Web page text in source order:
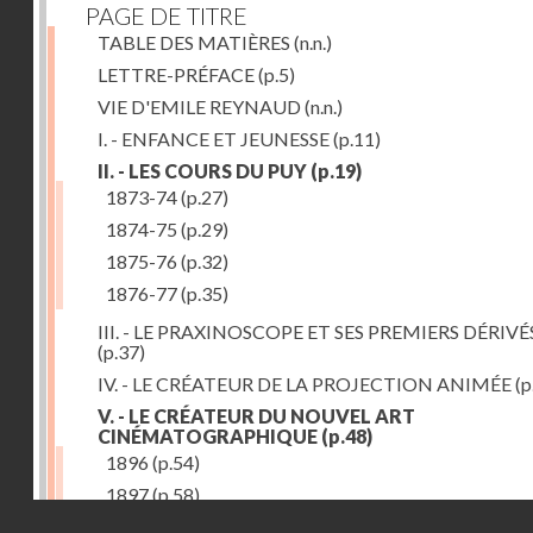
PAGE DE TITRE
TABLE DES MATIÈRES (n.n.)
LETTRE-PRÉFACE(p.5)
VIE D'EMILE REYNAUD (n.n.)
I. - ENFANCE ET JEUNESSE(p.11)
II. - LES COURS DU PUY (p.19)
1873-74(p.27)
1874-75 (p.29)
1875-76 (p.32)
1876-77(p.35)
III. - LE PRAXINOSCOPE ET SES PREMIERS
(p.37)
IV. - LE CRÉATEUR DE LA PROJECTION ANIMÉE
V. - LE CRÉATEUR DU NOUVEL ART
CINÉMATOGRAPHIQUE (p.48)
1896 (p.54)
1897(p.58)